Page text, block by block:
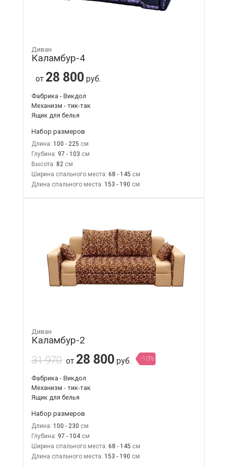
Диван
Каламбур-4
от 28 800 руб.
Фабрика - Викдол
Механизм - тик-так
Ящик для белья
Набор размеров
Длина: 100 - 225
Глубина: 97 - 103
Высота: 82
Ширина спального места: 68 - 145
Длина спального места: 153 - 190
Диван
Каламбур-2
31 970 от 28 800 руб. -10%
Фабрика - Викдол
Механизм - тик-так
Ящик для белья
Набор размеров
Длина: 100 - 230
Глубина: 97 - 104
Ширина спального места: 68 - 145
Длина спального места: 153 - 190